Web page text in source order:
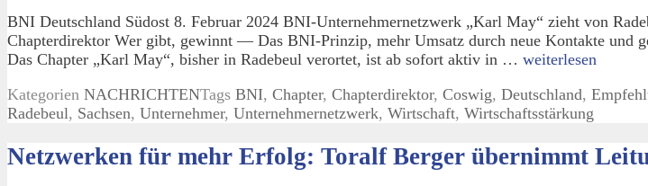
BNI Deutschland Südost 8. Februar 2024 BNI-Unternehmernetzwerk „Karl May“ zieht von
Chapterdirektor Wer gibt, gewinnt — Das BNI-Prinzip, mehr Umsatz durch neue Kontakte und
Das Chapter „Karl May“, bisher in Radebeul verortet, ist ab sofort aktiv in … weiterlesen
Kategorien NACHRICHTENTags BNI, Chapter, Chapterdirektor, Coswig, Deutschland,
Radebeul, Sachsen, Unternehmer, Unternehmernetzwerk, Wirtschaft, Wirtschaftsstärkung
Netzwerken für mehr Erfolg: Toralf Berger übernimmt